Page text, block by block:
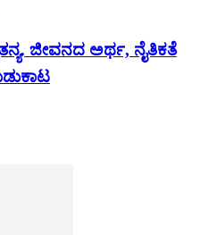
ಜೀವನದ ಅರ್ಥ, ನೈತಿಕತೆ